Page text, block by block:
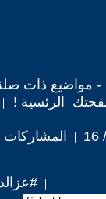
مواضيع ذات
الرئسية !
المشاركات -